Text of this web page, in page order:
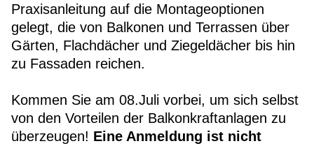
Praxisanleitung auf die Montageoptionen
gelegt, die von Balkonen und Terrassen über
Gärten, Flachdächer und Ziegeldächer bis hin
zu Fassaden reichen.
Kommen Sie am 08.Juli vorbei, um sich selbst
von den Vorteilen der Balkonkraftanlagen zu
überzeugen! Eine Anmeldung ist nicht